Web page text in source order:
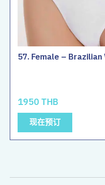
57. Female – Brazilian
1950 THB
现在预订